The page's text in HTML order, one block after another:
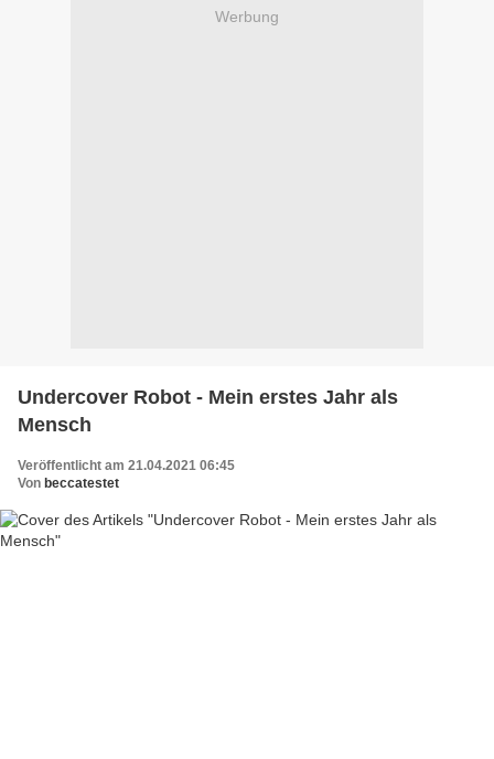
Werbung
Undercover Robot - Mein erstes Jahr als
Mensch
Veröffentlicht am 21.04.2021 06:45
Von beccatestet